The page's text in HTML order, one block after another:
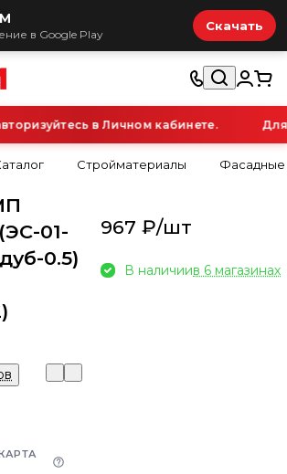
в Google Play
Скачать
в Личном кабинете. Для
Стройматериалы Фасадные
01-
0.5)
967 ₽/шт
В наличиив 6 магазинах